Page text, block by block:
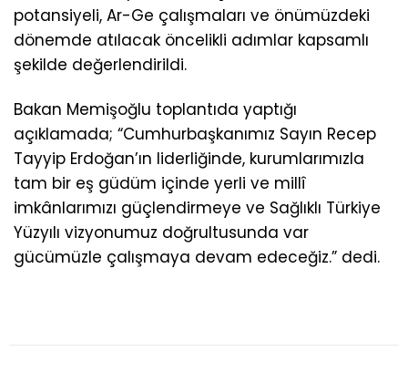
potansiyeli, Ar-Ge çalışmaları ve önümüzdeki
dönemde atılacak öncelikli adımlar kapsamlı
şekilde değerlendirildi.
Bakan Memişoğlu toplantıda yaptığı
açıklamada; “Cumhurbaşkanımız Sayın Recep
Tayyip Erdoğan’ın liderliğinde, kurumlarımızla
tam bir eş güdüm içinde yerli ve millî
imkânlarımızı güçlendirmeye ve Sağlıklı Türkiye
Yüzyılı vizyonumuz doğrultusunda var
gücümüzle çalışmaya devam edeceğiz.” dedi.